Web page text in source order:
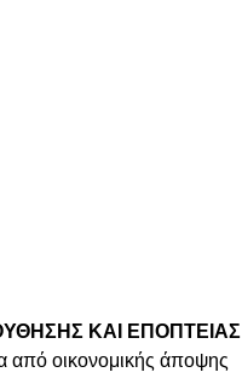
ΚΑΙ ΕΠΟΠΤΕΙΑΣ
από οικονομικής άποψης